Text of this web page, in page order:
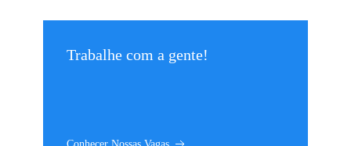
Trabalhe com a gente!